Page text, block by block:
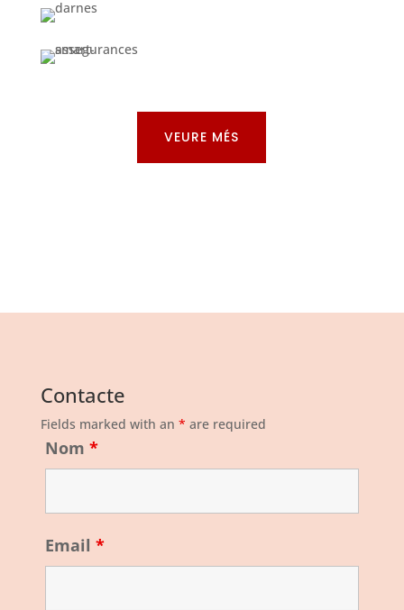
VEURE MÉS
Contacte
Fields marked with an * are required
Nom *
Email *